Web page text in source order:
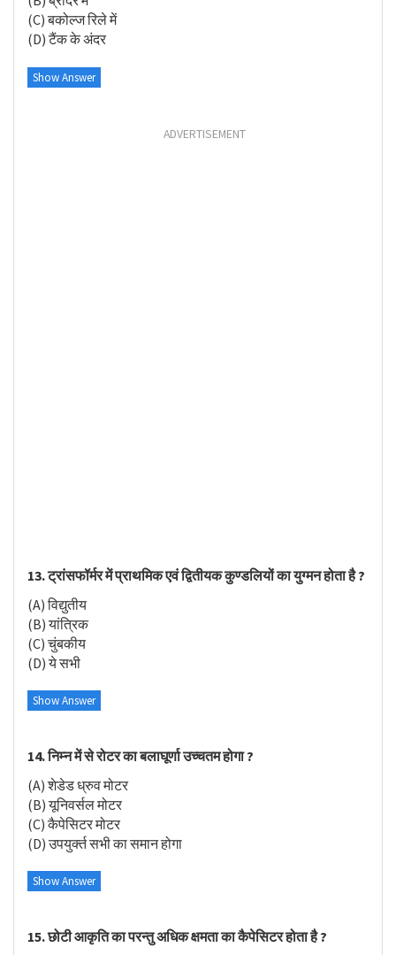
(C) बकोल्ज रिले में
(D) टैंक के अंदर
Show Answer
ADVERTISEMENT
13. ट्रांसफॉर्मर में प्राथमिक एवं द्वितीयक कुण्डलियों का युग्मन होता है ?
(A) विद्युतीय
(B) यांत्रिक
(C) चुंबकीय
(D) ये सभी
Show Answer
14. निम्न में से रोटर का बलाघूर्णा उच्चतम होगा ?
(A) शेडेड ध्रुव मोटर
(B) यूनिवर्सल मोटर
(C) कैपेसिटर मोटर
(D) उपयुर्क्त सभी का समान होगा
Show Answer
15. छोटी आकृति का परन्तु अधिक क्षमता का कैपेसिटर होता है ?